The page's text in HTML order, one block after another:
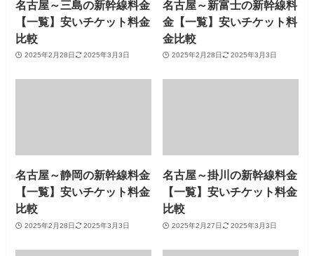
名古屋～三島の新幹線料金
【一覧】安いチケット料金
比較
2025年2月28日 2025年3月3日
名古屋～新富士の新幹線料
金【一覧】安いチケット料
金比較
2025年2月28日 2025年3月3日
名古屋～静岡の新幹線料金
【一覧】安いチケット料金
比較
2025年2月28日 2025年3月3日
名古屋～掛川の新幹線料金
【一覧】安いチケット料金
比較
2025年2月27日 2025年3月3日